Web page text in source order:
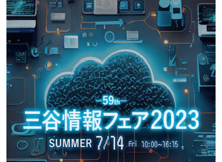
働く環境
先輩たちの仕事
福利厚生・制度
数字で見るマルゲン
募集要項
インターンシップ
お問い合わせ